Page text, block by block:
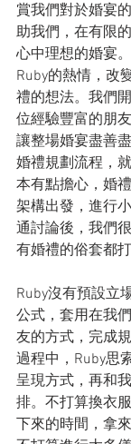
賞我們對於婚宴
助我們，在有限
心中理想的婚宴
Ruby的熱情，改
禮的想法。我們
位經驗豐富的朋
讓整場婚宴盡善
婚禮規劃流程，
本有點擔心，婚
架構出發，進行
通討論後，我們
有婚禮的俗套都打
Ruby沒有預設立
公式，套用在我
友的方式，完成
過程中，Ruby思
呈現方式，再和
排。不打算換衣
下來的時間，拿